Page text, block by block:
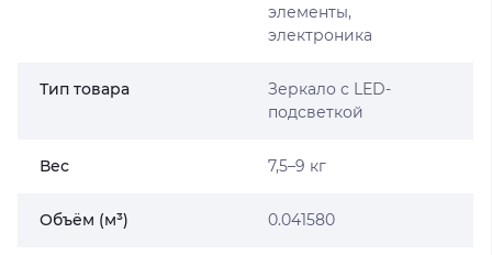
элементы,
электроника
Тип товара
Зеркало с LED-
подсветкой
Вес 7,5–9 кг
Объём (м³) 0.041580